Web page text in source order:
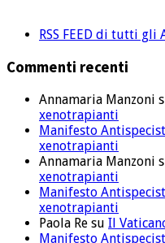
RSS FEED di tutti gli
Commenti recenti
Annamaria Manzoni
xenotrapianti
Manifesto
xenotrapianti
Annamaria Manzoni
xenotrapianti
Manifesto
xenotrapianti
Paola Re su Il
Manifesto